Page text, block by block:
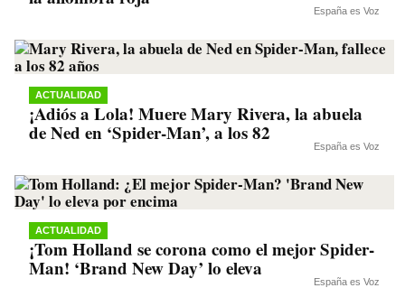
España es Voz
ACTUALIDAD
¡Adiós a Lola! Muere Mary Rivera, la abuela
de Ned en ‘Spider-Man’, a los 82
España es Voz
ACTUALIDAD
¡Tom Holland se corona como el mejor Spider-
Man! ‘Brand New Day’ lo eleva
España es Voz